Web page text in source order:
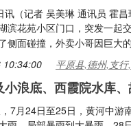
讯（记者 吴美琳 通讯员 霍
滨花苑小区门口，突发一起
侧面碰撞，外卖小哥因巨大
10:34:00 平原县,德州,支
小浪底、西霞院水库
7月24日至25日，黄河中游